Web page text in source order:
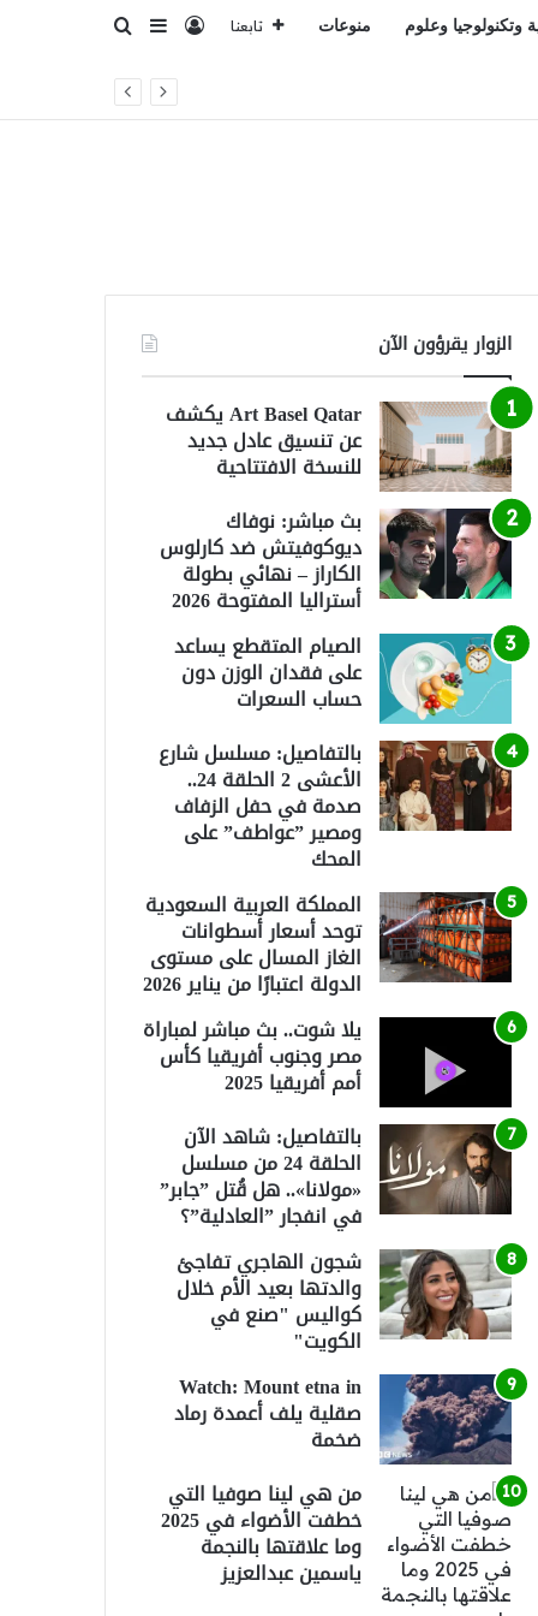
وتكنولوجيا وعلوم منوعات تابعنا تسجيل الدخول
إضافة عمود
بحث عن
الزوار يقرؤون الآن
Art Basel Qatar يكشف
عن تنسيق عادل جديد
للنسخة الافتتاحية
بث مباشر: نوفاك
ديوكوفيتش ضد كارلوس
الكاراز – نهائي بطولة
أستراليا المفتوحة 2026
الصيام المتقطع يساعد
على فقدان الوزن دون
حساب السعرات
بالتفاصيل: مسلسل شارع
الأعشى 2 الحلقة 24..
صدمة في حفل الزفاف
ومصير ”عواطف” على
المحك
المملكة العربية السعودية
توحد أسعار أسطوانات
الغاز المسال على مستوى
الدولة اعتبارًا من يناير 2026
يلا شوت.. بث مباشر لمباراة
مصر وجنوب أفريقيا كأس
أمم أفريقيا 2025
بالتفاصيل: شاهد الآن
الحلقة 24 من مسلسل
«مولانا».. هل قُتل ”جابر”
في انفجار ”العادلية”؟
شجون الهاجري تفاجئ
والدتها بعيد الأم خلال
كواليس "صنع في
الكويت"
Watch: Mount etna in
صقلية يلف أعمدة رماد
ضخمة
من هي لينا صوفيا التي
خطفت الأضواء في 2025
وما علاقتها بالنجمة
ياسمين عبدالعزيز